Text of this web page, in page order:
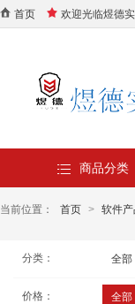
首页 欢迎光临煜德实
商品分类
当前位置： 首页 > 软件产
分类： 全部
价格： 全部